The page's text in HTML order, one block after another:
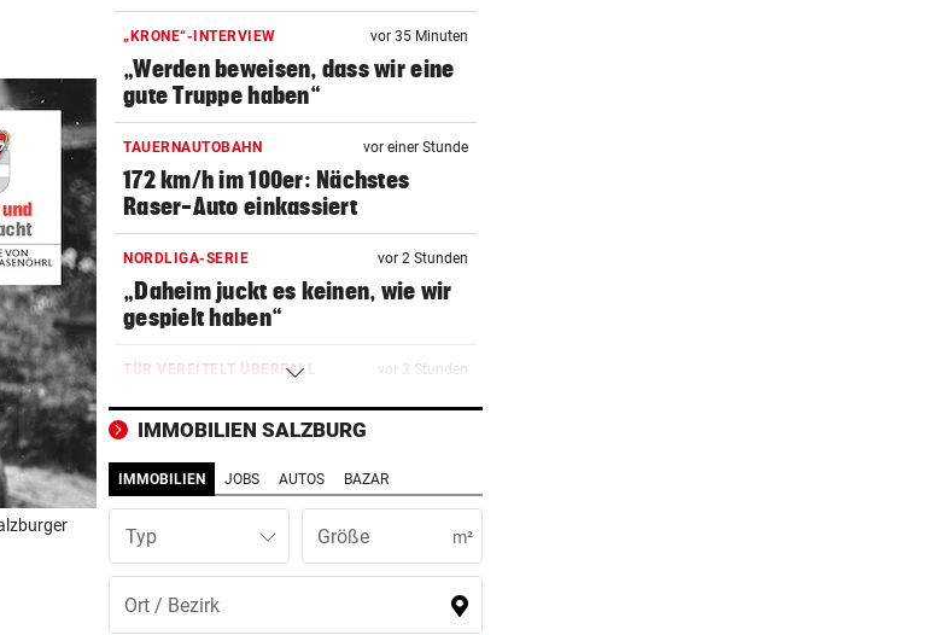
„KRONE“-INTERVIEW vor 35 Minuten
„Werden beweisen, dass wir eine
gute Truppe haben“
TAUERNAUTOBAHN vor einer Stunde
172 km/h im 100er: Nächstes
Raser-Auto einkassiert
NORDLIGA-SERIE vor 2 Stunden
„Daheim juckt es keinen, wie wir
gespielt haben“
TÜR VEREITELT ÜBERFALL vor 3 Stunden
Tollpatschiger Räuber muss
sieben Jahre absitzen
NACH SEUCHENJAHREN vor 4 Stunden
Anif will in Salzburger Liga wieder
voll angreifen
vor 6 Stunden
IMMOBILIEN SALZBURG
IMMOBILIEN JOBS AUTOS BAZAR
Typ m²